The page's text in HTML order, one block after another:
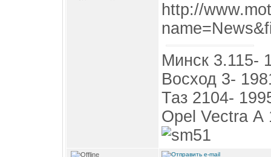
http://
Минск 3.115-
Восход 3-
Таз 2104-
Opel Vectra А